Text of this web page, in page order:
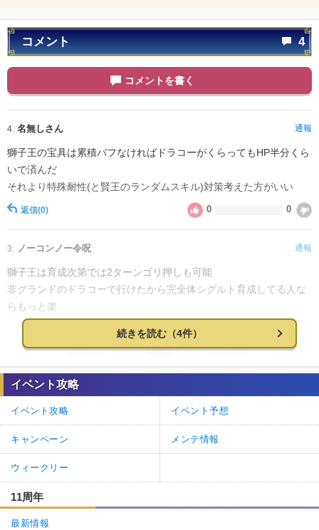
コメント 4
コメントを書く
4. 名無しさん 通報
獅子王の宝具は累積バフなければドラコーがくらってもHP半分くら
いで済んだ
それより特殊耐性(と賢王のランダムスキル)対策考えた方がいい
返信(0) 0 0
3. ノーコンノー令呪 通報
獅子王は育成次第では2ターンゴリ押しも可能
非グランドのドラコーで行けたから完全体シグルト育成してる人な
らもっと楽
獅子王強すぎる。霊脈石２つ砕いたぞ。
返信(0) 1 0
続きを読む（4件）
イベント攻略
イベント攻略 イベント予想
キャンペーン メンテ情報
ウィークリー
11周年
最新情報